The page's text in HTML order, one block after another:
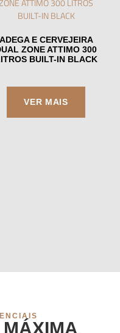
ADEGA E CERVEJEIRA
ZONE ATTIMO 300
BUILT-IN BLACK